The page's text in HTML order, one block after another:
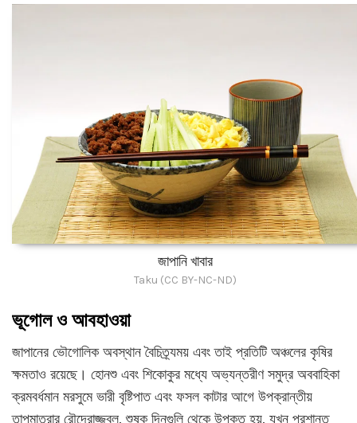
জাপানি খাবার
Taku (CC BY-NC-ND)
ভূগোল ও আবহাওয়া
জাপানের ভৌগোলিক অবস্থান বৈচিত্র্যময় এবং তাই প্রতিটি অঞ্চলের কৃষির
ক্ষমতাও রয়েছে। হোনশু এবং শিকোকুর মধ্যে অভ্যন্তরীণ সমুদ্র অববাহিকা
ক্রমবর্ধমান মরসুমে ভারী বৃষ্টিপাত এবং ফসল কাটার আগে উপক্রান্তীয়
তাপমাত্রার রৌদ্রোজ্জ্বল, শুষ্ক দিনগুলি থেকে উপকৃত হয়, যখন প্রশান্ত